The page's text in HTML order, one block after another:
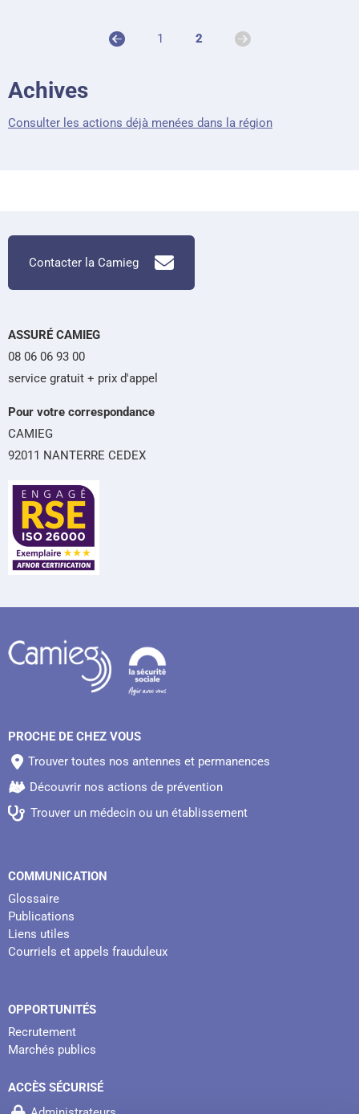
1 2
Achives
Consulter les actions déjà menées dans la région
Contacter la Camieg
ASSURÉ CAMIEG
08 06 06 93 00
service gratuit + prix d'appel
Pour votre correspondance
CAMIEG
92011 NANTERRE CEDEX
PROCHE DE CHEZ VOUS
Trouver toutes nos antennes et permanences
Découvrir nos actions de prévention
Trouver un médecin ou un établissement
COMMUNICATION
Glossaire
Publications
Liens utiles
Courriels et appels frauduleux
OPPORTUNITÉS
Recrutement
Marchés publics
ACCÈS SÉCURISÉ